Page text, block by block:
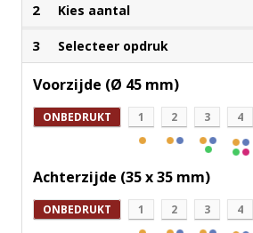
2 Kies aantal
3 Selecteer opdruk
Voorzijde (Ø 45 mm)
ONBEDRUKT 1 2 3 4
Achterzijde (35 x 35 mm)
ONBEDRUKT 1 2 3 4